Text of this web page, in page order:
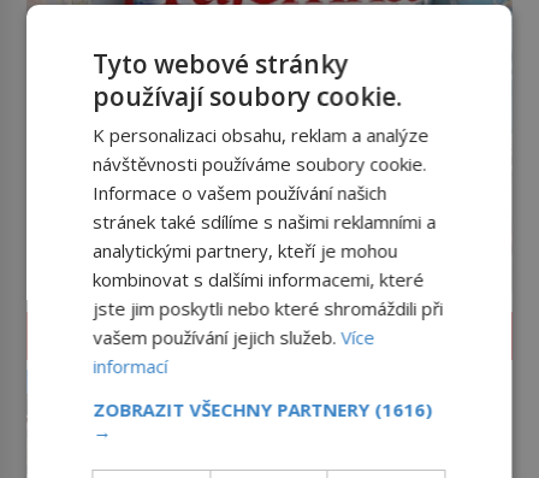
ZÁHADY A TAJEMSTVÍ
tomto ostrově nedoporučuje
Tyto webové stránky
používají soubory cookie.
K personalizaci obsahu, reklam a analýze
návštěvnosti používáme soubory cookie.
Informace o vašem používání našich
stránek také sdílíme s našimi reklamními a
analytickými partnery, kteří je mohou
kombinovat s dalšími informacemi, které
jste jim poskytli nebo které shromáždili při
vašem používání jejich služeb.Více
informací
ZOBRAZIT VŠECHNY PARTNERY (1616)
→